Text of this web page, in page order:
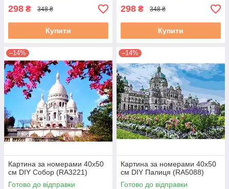
298 ₴ 348 ₴
Купити
298 ₴ 348 ₴
Купити
–14%
Картина за номерами 40х50
см DIY Собор (RA3221)
Готово до відправки
–14%
Картина за номерами 40х50
см DIY Палиця (RA5088)
Готово до відправки